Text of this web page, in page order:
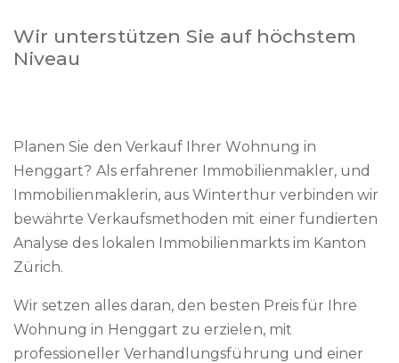
Wir unterstützen Sie auf höchstem
Niveau
Planen Sie den Verkauf Ihrer Wohnung in
Henggart? Als erfahrener Immobilienmakler, und
Immobilienmaklerin, aus Winterthur verbinden wir
bewährte Verkaufsmethoden mit einer fundierten
Analyse des lokalen Immobilienmarkts im Kanton
Zürich.
Wir setzen alles daran, den besten Preis für Ihre
Wohnung in Henggart zu erzielen, mit
professioneller Verhandlungsführung und einer